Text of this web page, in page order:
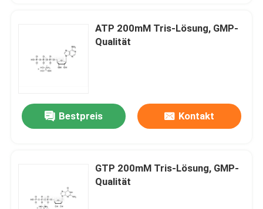
Qualitätskontrolle
Nachrichten
Phosphoramiditen
ATP 200mM Tris-Lösung, GMP-
Qualität
Bestpreis Kontakt
GTP 200mM Tris-Lösung, GMP-
Qualität